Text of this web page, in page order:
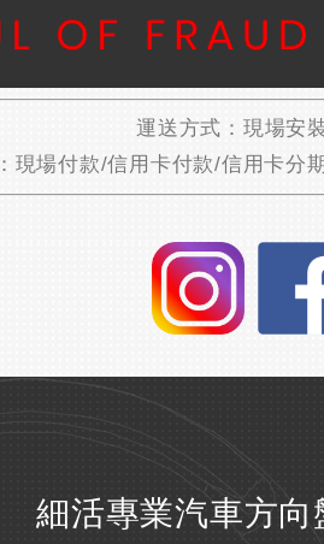
運送方式：現場安
現場付款/信用卡付款/信用卡分
細活專業汽車方向